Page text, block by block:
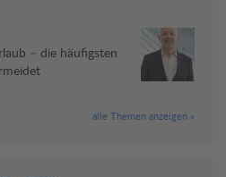
– die häufigsten
alle Themen anzeigen »